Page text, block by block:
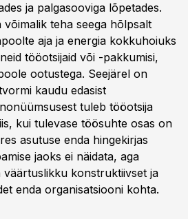
ja palgasooviga lõpetades.
võimalik teha seega hõlpsalt
aja ja energia kokkuhoiuks
tööotsijaid või -pakkumisi,
ootustega. Seejärel on
kaudu edasist
tuleb tööotsija
kui tulevase töösuhte osas on
asutuse enda hingekirjas
jaoks ei näidata, aga
väärtuslikku konstruktiivset ja
enda organisatsiooni kohta.